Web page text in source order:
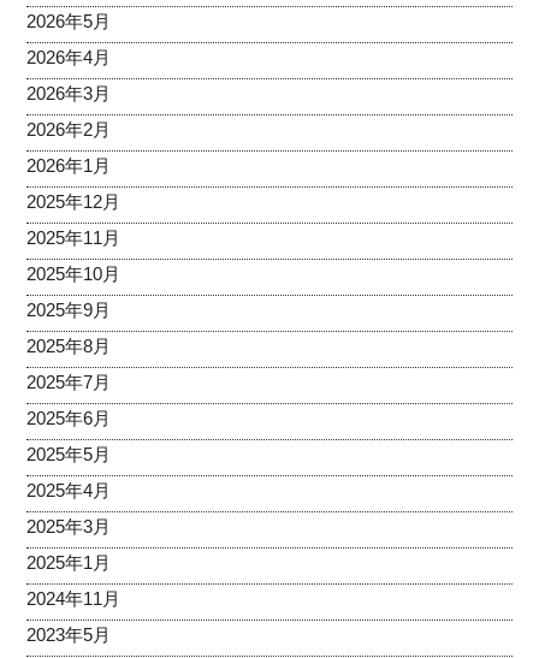
2026年5月
2026年4月
2026年3月
2026年2月
2026年1月
2025年12月
2025年11月
2025年10月
2025年9月
2025年8月
2025年7月
2025年6月
2025年5月
2025年4月
2025年3月
2025年1月
2024年11月
2023年5月